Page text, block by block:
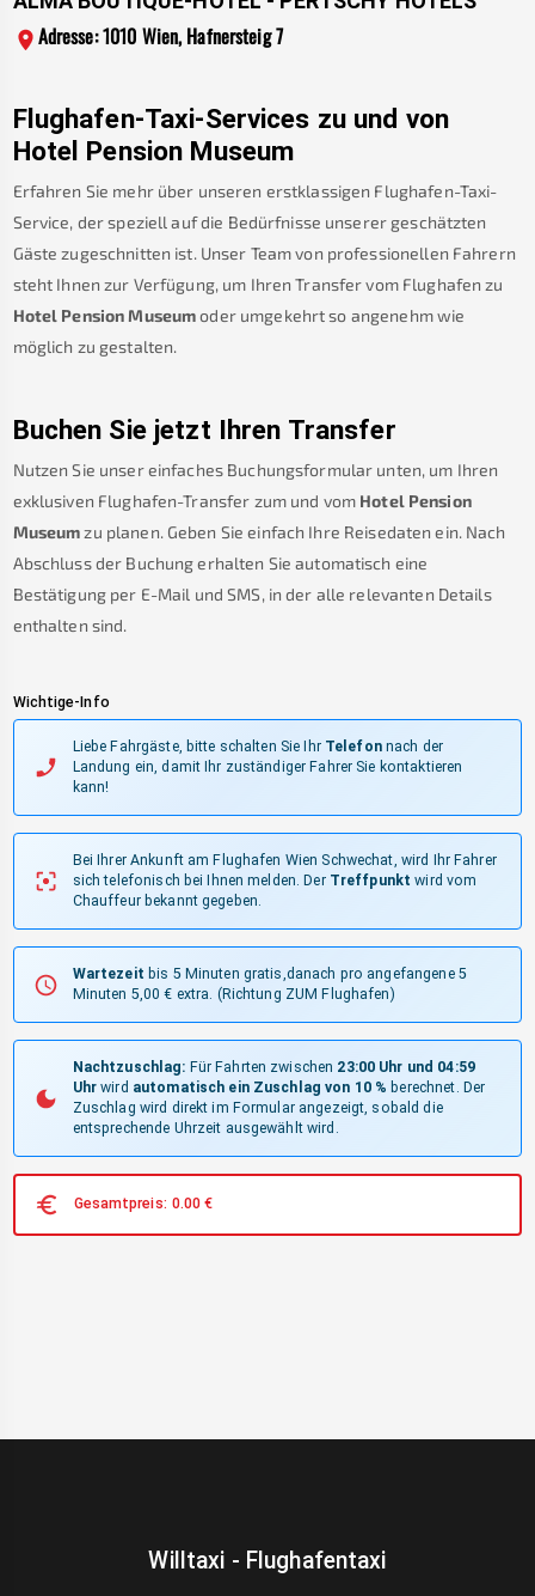
Adresse: 1010 Wien, Hafnersteig 7
Flughafen-Taxi-Services zu und von
Hotel Pension Museum
Erfahren Sie mehr über unseren erstklassigen Flughafen-Taxi-
Service, der speziell auf die Bedürfnisse unserer geschätzten
Gäste zugeschnitten ist. Unser Team von professionellen Fahrern
steht Ihnen zur Verfügung, um Ihren Transfer vom Flughafen zu
Hotel Pension Museumoder umgekehrt so angenehm wie
möglich zu gestalten.
Buchen Sie jetzt Ihren Transfer
Nutzen Sie unser einfaches Buchungsformular unten, um Ihren
exklusiven Flughafen-Transfer zum und vom Hotel Pension
Museum zu planen. Geben Sie einfach Ihre Reisedaten ein. Nach
Abschluss der Buchung erhalten Sie automatisch eine
Bestätigung per E-Mail und SMS, in der alle relevanten Details
enthalten sind.
Wichtige-Info
Liebe Fahrgäste, bitte schalten Sie Ihr Telefonnach der
Landung ein, damit Ihr zuständiger Fahrer Sie kontaktieren
kann!
Bei Ihrer Ankunft am Flughafen Wien Schwechat, wird Ihr Fahrer
sich telefonisch bei Ihnen melden. Der Treffpunkt wird vom
Chauffeur bekannt gegeben.
Wartezeit bis 5 Minuten gratis,danach pro angefangene 5
Minuten 5,00 € extra. (Richtung ZUM Flughafen)
Nachtzuschlag: Für Fahrten zwischen 23:00 Uhr und 04:59
Uhr wird automatisch ein Zuschlag von 10 % berechnet. Der
Zuschlag wird direkt im Formular angezeigt, sobald die
entsprechende Uhrzeit ausgewählt wird.
Gesamtpreis: 0.00 €
Willtaxi - Flughafentaxi